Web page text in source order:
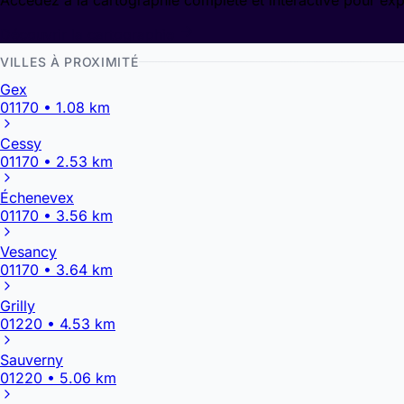
VILLES À PROXIMITÉ
Gex
01170 • 1.08 km
Cessy
01170 • 2.53 km
Échenevex
01170 • 3.56 km
Vesancy
01170 • 3.64 km
Grilly
01220 • 4.53 km
Sauverny
01220 • 5.06 km